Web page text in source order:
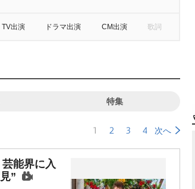
TV出演 ドラマ出演 CM出演 歌詞
特集
1 2 3 4 次へ
能界に入
”